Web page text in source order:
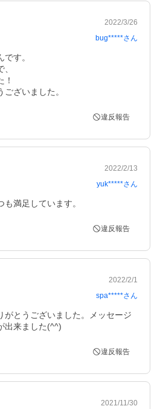
2022/3/26
bug*****さん
す。
！
違反報告
2022/2/13
yuk*****さん
満足しています。
違反報告
2022/2/1
spa*****さん
がとうございました。メッセージ
出来ました(^^)
違反報告
2021/11/30